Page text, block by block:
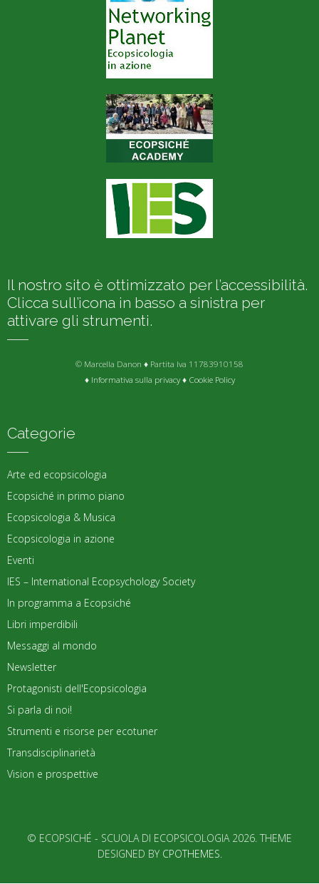
Il nostro sito è ottimizzato per l’accessibilità.
Clicca sull’icona in basso a sinistra per
attivare gli strumenti.
© Marcella Danon ♦ Partita Iva 11783910158
♦ Informativa sulla privacy♦ Cookie Policy
Categorie
Arte ed ecopsicologia
Ecopsiché in primo piano
Ecopsicologia & Musica
Ecopsicologia in azione
Eventi
IES – International Ecopsychology Society
In programma a Ecopsiché
Libri imperdibili
Messaggi al mondo
Newsletter
Protagonisti dell'Ecopsicologia
Si parla di noi!
Strumenti e risorse per ecotuner
Transdisciplinarietà
Vision e prospettive
© ECOPSICHÉ - SCUOLA DI ECOPSICOLOGIA 2026. THEME
DESIGNED BY CPOTHEMES.